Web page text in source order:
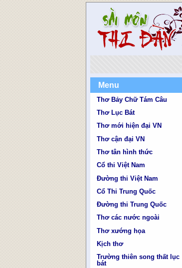
Menu
Thơ Bảy Chữ Tám Câu
Thơ Lục Bát
Thơ mới hiện đại VN
Thơ cận đại VN
Thơ tân hình thức
Cổ thi Việt Nam
Đường thi Việt Nam
Cổ Thi Trung Quốc
Đường thi Trung Quốc
Thơ các nước ngoài
Thơ xướng họa
Kịch thơ
Trường thiên song thất lục
bát